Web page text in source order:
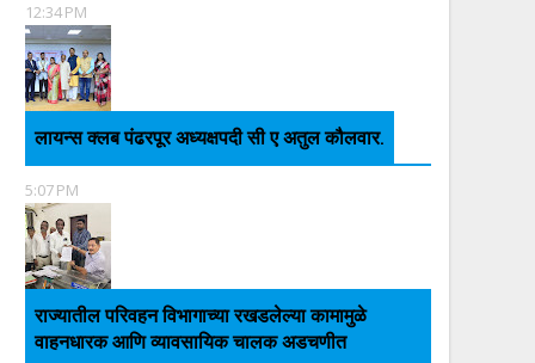
12:34 PM
लायन्स क्लब पंढरपूर अध्यक्षपदी सी ए अतुल कौलवार.
5:07 PM
राज्यातील परिवहन विभागाच्या रखडलेल्या कामामुळे
वाहनधारक आणि व्यावसायिक चालक अडचणीत